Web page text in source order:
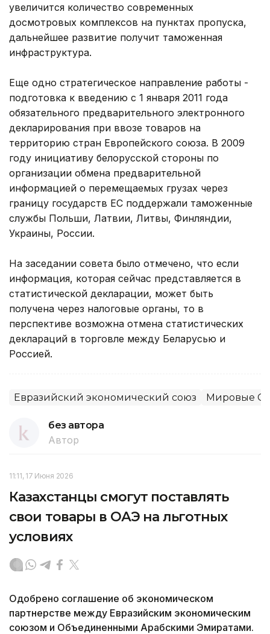
увеличится количество современных
досмотровых комплексов на пунктах пропуска,
дальнейшее развитие получит таможенная
инфраструктура.
Еще одно стратегическое направление работы -
подготовка к введению с 1 января 2011 года
обязательного предварительного электронного
декларирования при ввозе товаров на
территорию стран Европейского союза. В 2009
году инициативу белорусской стороны по
организации обмена предварительной
информацией о перемещаемых грузах через
границу государств ЕС поддержали таможенные
службы Польши, Латвии, Литвы, Финляндии,
Украины, России.
На заседании совета было отмечено, что если
информация, которая сейчас представляется в
статистической декларации, может быть
получена через налоговые органы, то в
перспективе возможна отмена статистических
деклараций в торговле между Беларусью и
Россией.
Евразийский экономический союз Мировые
без автора
Автор
11:11, 17 Июня 2026
Казахстанцы смогут поставлять
свои товары в ОАЭ на льготных
условиях
Одобрено соглашение об экономическом
партнерстве между Евразийским экономическим
союзом и Объединенными Арабскими Эмиратами.